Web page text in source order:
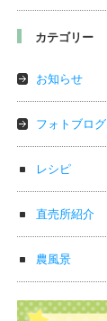
カテゴリー
お知らせ
フォトブログ
レシピ
直売所紹介
農風景